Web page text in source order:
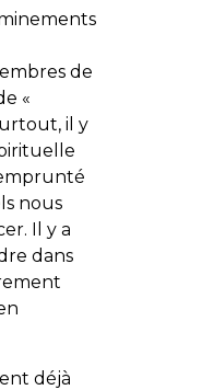
de
«
il y
nous
Il y a
dans
déjà